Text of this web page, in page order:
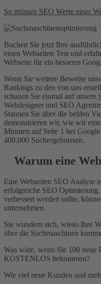
So müssen SEO Werte einer
Buchen Sie jetzt Ihre
einen Webseiten Test und
Webseite für ein besseres
Wenn Sie weitere Beweise
Rankings zu den von uns
schauen Sie einmal auf unsere
Webdesigner und SEO
Staunen Sie über die beiden
demonstrieren wir, wie wir
Minuten auf Seite 1 bei
400.000 Suchergebnissen.
Warum eine
Eine Webseiten SEO Analyse
erfolgreiche SEO
verbessert werden sollte,
unternehmen.
Sie wundern sich, wieso Ihre
über die Suchmaschinen
Was wäre, wenn Sie 100 neue
KOSTENLOS bekommen?
Wie viel neue Kunden und